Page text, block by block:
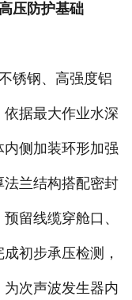
压防护基础
锈钢、高强度铝
据最大作业水深
侧加装环形加强
兰结构搭配密封
留线缆穿舱口、
初步承压检测，
次声波发生器内